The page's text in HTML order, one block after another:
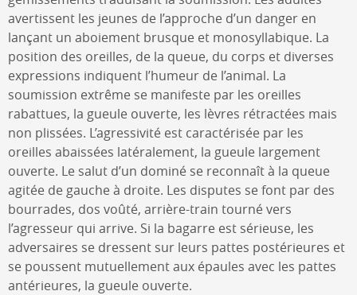
avertissent les jeunes de l’approche d’un danger en
lançant un aboiement brusque et monosyllabique. La
position des oreilles, de la queue, du corps et diverses
expressions indiquent l’humeur de l’animal. La
soumission extrême se manifeste par les oreilles
rabattues, la gueule ouverte, les lèvres rétractées mais
non plissées. L’agressivité est caractérisée par les
oreilles abaissées latéralement, la gueule largement
ouverte. Le salut d’un dominé se reconnaît à la queue
agitée de gauche à droite. Les disputes se font par des
bourrades, dos voûté, arrière-train tourné vers
l’agresseur qui arrive. Si la bagarre est sérieuse, les
adversaires se dressent sur leurs pattes postérieures et
se poussent mutuellement aux épaules avec les pattes
antérieures, la gueule ouverte.